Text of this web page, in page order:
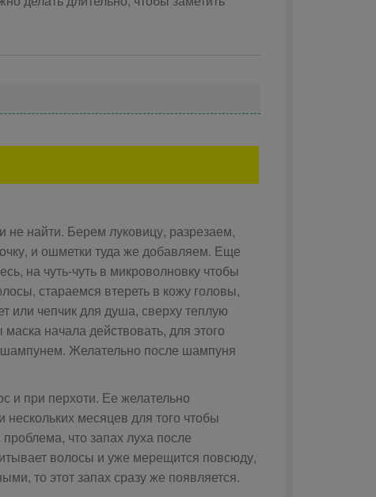
не найти. Берем луковицу, разрезаем,
и ошметки туда же добавляем. Еще
на чуть-чуть в микроволновку чтобы
стараемся втереть в кожу головы,
или чепчик для душа, сверху теплую
начала действовать, для этого
Желательно после шампуня
и при перхоти. Ее желательно
месяцев для того чтобы
что запах луха после
волосы и уже мерещится повсюду,
то этот запах сразу же появляется.